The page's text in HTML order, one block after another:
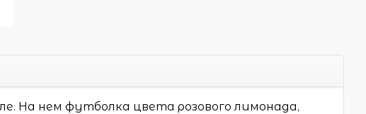
На нем футболка цвета розового лимонада,